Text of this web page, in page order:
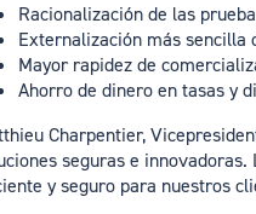
Racionalización de las
Externalización más sencilla
Mayor rapidez de
Ahorro de dinero en tasas y
Charpentier,
seguras e
y seguro para nuestros